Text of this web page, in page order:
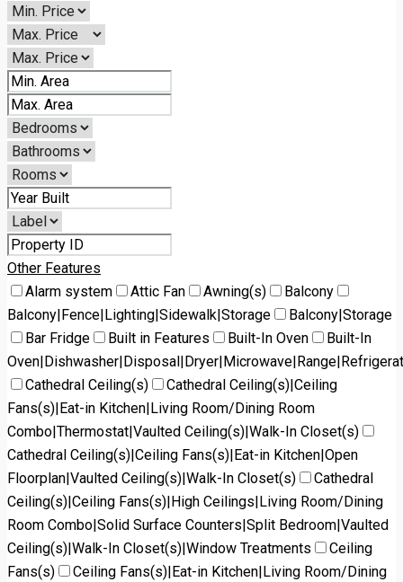
Other Features
Alarm system
Attic Fan Awning(s)
Balcony
Balcony|Fence|Lighting|Sidewalk|Storage
Balcony|Storage
Bar Fridge
Built in Features Built-In Oven
Built-In
Cathedral Ceiling(s)
Cathedral Ceiling(s)|Ceiling
Fans(s)|Eat-in Kitchen|Living Room/Dining Room
Combo|Thermostat|Vaulted Ceiling(s)|Walk-In Closet(s)
Cathedral Ceiling(s)|Ceiling Fans(s)|Eat-in Kitchen|Open
Floorplan|Vaulted Ceiling(s)|Walk-In Closet(s)
Cathedral
Ceiling(s)|Ceiling Fans(s)|High Ceilings|Living Room/Dining
Room Combo|Solid Surface Counters|Split Bedroom|Vaulted
Ceiling(s)|Walk-In Closet(s)|Window Treatments
Ceiling
Fans(s)
Ceiling Fans(s)|Eat-in Kitchen|Living Room/Dining